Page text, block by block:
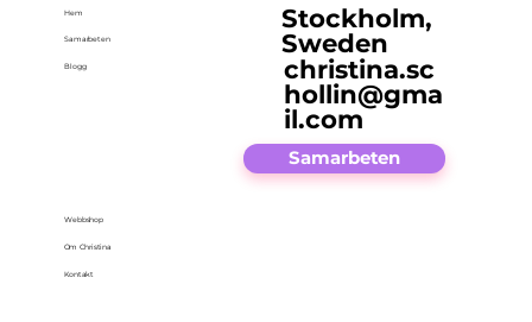
Hem
Samarbeten
Blogg
Webbshop
Om Christina
Kontakt
Stockholm,
Sweden
christina.sc
hollin@gma
il.com
Samarbeten